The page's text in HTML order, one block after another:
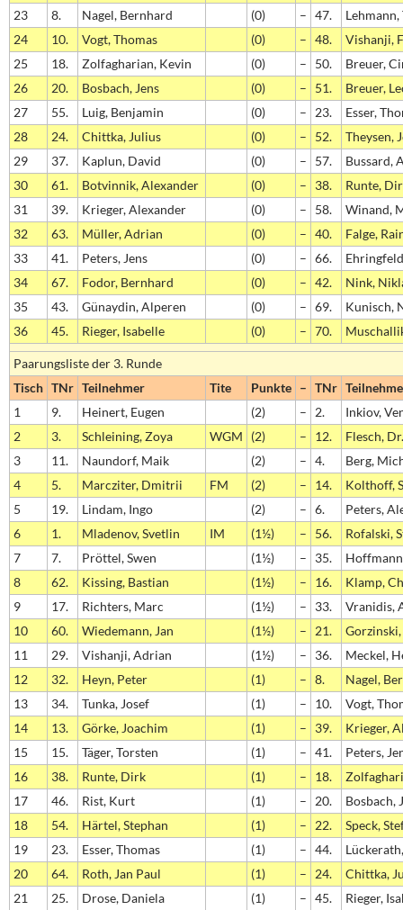
23
8. Nagel, Bernhard (0) – 47.
24
10. Vogt, Thomas (0) – 48.
Vishanji,
25
18. Zolfagharian, Kevin (0) – 50.
Breuer,
26
20. Bosbach, Jens (0) – 51.
Breuer,
27
55. Luig, Benjamin (0) – 23.
Esser,
28
24. Chittka, Julius (0) – 52.
Theysen,
29
37. Kaplun, David (0) – 57.
Bussard,
30
61. Botvinnik, Alexander (0) – 38.
Runte,
31
39. Krieger, Alexander (0) – 58.
Winand,
32
63. Müller, Adrian (0) – 40.
Falge,
33
41. Peters, Jens (0) – 66.
34
67. Fodor, Bernhard (0) – 42.
Nink,
35
43. Günaydin, Alperen (0) – 69.
Kunisch,
36
45. Rieger, Isabelle (0) – 70.
Paarungsliste der 3. Runde
Tisch TNr Teilnehmer Tite Punkte – TNr
1
9. Heinert, Eugen (2) – 2.
Inkiov,
2
3. Schleining, Zoya WGM (2) – 12.
Flesch,
3
11. Naundorf, Maik (2) – 4.
Berg,
4
5. Marcziter, Dmitrii FM (2) – 14.
Kolthoff,
5
19. Lindam, Ingo (2) – 6.
Peters,
6
1. Mladenov, Svetlin IM (1½) – 56.
Rofalski,
7
7. Pröttel, Swen (1½) – 35.
8
62. Kissing, Bastian (1½) – 16.
Klamp,
9
17. Richters, Marc (1½) – 33.
Vranidis,
10
60. Wiedemann, Jan (1½) – 21.
11
29. Vishanji, Adrian (1½) – 36.
Meckel,
12
32. Heyn, Peter (1) – 8.
Nagel,
13
34. Tunka, Josef (1) – 10.
Vogt,
14
13. Görke, Joachim (1) – 39.
Krieger,
15
15. Täger, Torsten (1) – 41.
Peters,
16
38. Runte, Dirk (1) – 18.
17
46. Rist, Kurt (1) – 20.
Bosbach,
18
54. Härtel, Stephan (1) – 22.
Speck,
19
23. Esser, Thomas (1) – 44.
20
64. Roth, Jan Paul (1) – 24.
Chittka,
21
25. Drose, Daniela (1) – 45. Rieger,